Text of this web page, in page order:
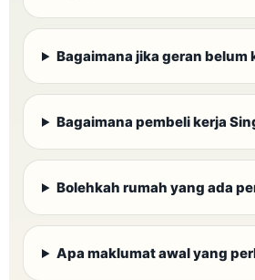
Bagaimana jika geran belum
Bagaimana pembeli kerja
Bolehkah rumah yang ada
Apa maklumat awal yang